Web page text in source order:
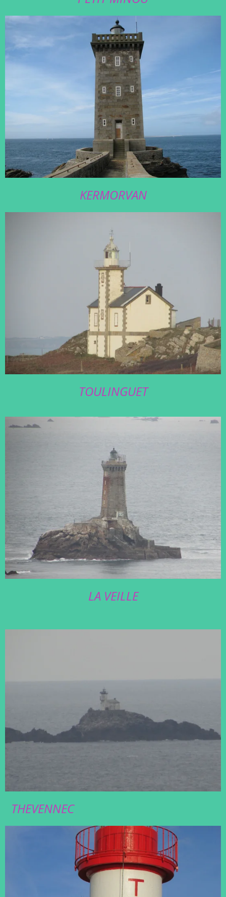
KERMORVAN
TOULINGUET
LA VEILLE
THEVENNEC